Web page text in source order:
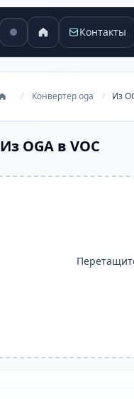
Контакты
/ Конвертер oga / Из
Из OGA в VOC